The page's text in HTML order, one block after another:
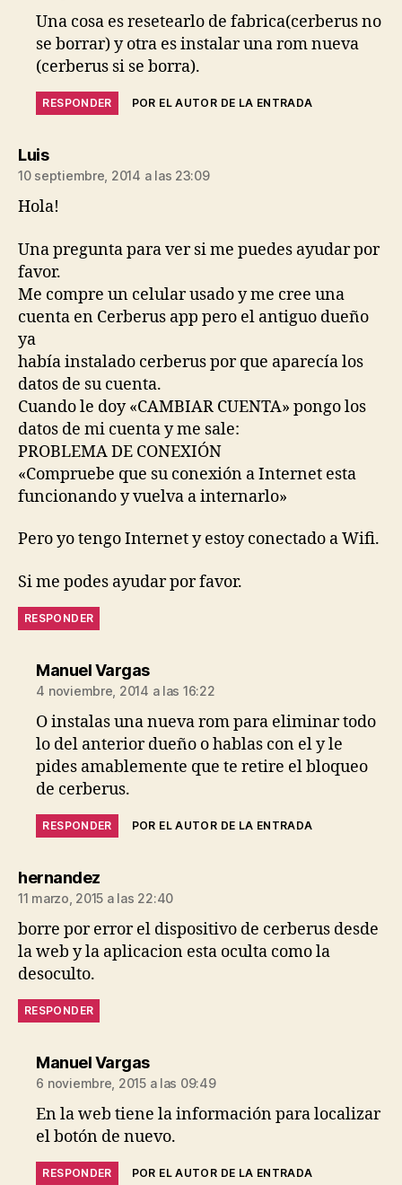
Una cosa es resetearlo de fabrica(cerberus no
se borrar) y otra es instalar una rom nueva
(cerberus si se borra).
RESPONDER POR EL AUTOR DE LA ENTRADA
Luisdice:
10 septiembre, 2014 a las 23:09
Hola!
Una pregunta para ver si me puedes ayudar por
favor.
Me compre un celular usado y me cree una
cuenta en Cerberus app pero el antiguo dueño
ya
había instalado cerberus por que aparecía los
datos de su cuenta.
Cuando le doy «CAMBIAR CUENTA» pongo los
datos de mi cuenta y me sale:
PROBLEMA DE CONEXIÓN
«Compruebe que su conexión a Internet esta
funcionando y vuelva a internarlo»
Pero yo tengo Internet y estoy conectado a Wifi.
Si me podes ayudar por favor.
RESPONDER
Manuel Vargasdice:
4 noviembre, 2014 a las 16:22
O instalas una nueva rom para eliminar todo
lo del anterior dueño o hablas con el y le
pides amablemente que te retire el bloqueo
de cerberus.
RESPONDER POR EL AUTOR DE LA ENTRADA
hernandezdice:
11 marzo, 2015 a las 22:40
borre por error el dispositivo de cerberus desde
la web y la aplicacion esta oculta como la
desoculto.
RESPONDER
Manuel Vargasdice:
6 noviembre, 2015 a las 09:49
En la web tiene la información para localizar
el botón de nuevo.
RESPONDER POR EL AUTOR DE LA ENTRADA